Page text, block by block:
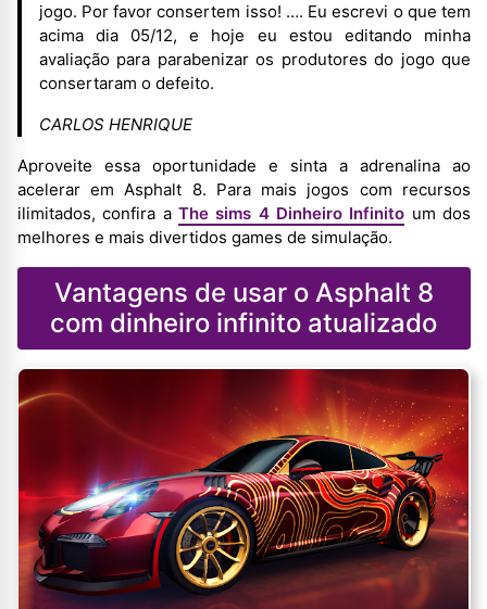
jogo. Por favor consertem isso! …. Eu escrevi o que tem
acima dia 05/12, e hoje eu estou editando minha
avaliação para parabenizar os produtores do jogo que
consertaram o defeito.
CARLOS HENRIQUE
Aproveite essa oportunidade e sinta a adrenalina ao
acelerar em Asphalt 8. Para mais jogos com recursos
ilimitados, confira a The sims 4 Dinheiro Infinito um dos
melhores e mais divertidos games de simulação.
Vantagens de usar o Asphalt 8
com dinheiro infinito atualizado